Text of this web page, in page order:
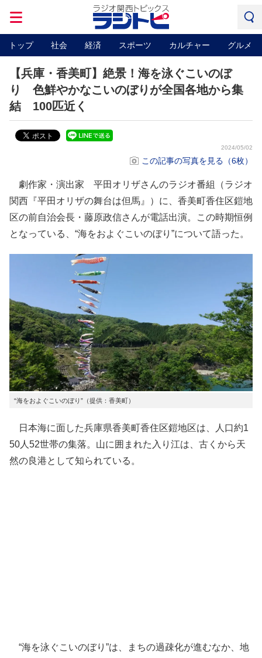
トップ 社会 経済 スポーツ カルチャー グルメ
【兵庫・香美町】絶景！海を泳ぐこいのぼ
り 色鮮やかなこいのぼりが全国各地から集
結 100匹近く
2024/05/02
この記事の写真を見る（6枚）
劇作家・演出家 平田オリザさんのラジオ番組（ラジオ
関西『平田オリザの舞台は但馬』）に、香美町香住区鎧地
区の前自治会長・藤原政信さんが電話出演。この時期恒例
となっている、“海をおよぐこいのぼり”について語った。
“海をおよぐこいのぼり”（提供：香美町）
日本海に面した兵庫県香美町香住区鎧地区は、人口約1
50人52世帯の集落。山に囲まれた入り江は、古くから天
然の良港として知られている。
“海を泳ぐこいのぼり”は、まちの過疎化が進むなか、地